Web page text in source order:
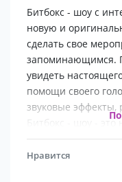
Битбокс - шоу с
новую и
сделать свое
запоминающимся.
увидеть
помощи своего
звуковые
Битбокс - шоу - это
зрелище, но и
позволит вашим
Нравится